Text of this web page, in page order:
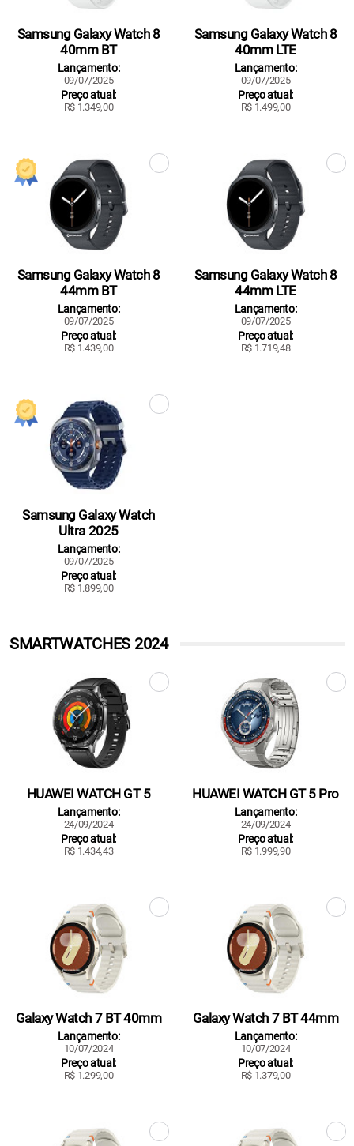
Samsung Galaxy Watch 8
40mm BT
Lançamento:
09/07/2025
Preço atual:
R$ 1.349,00
Samsung Galaxy Watch 8
40mm LTE
Lançamento:
09/07/2025
Preço atual:
R$ 1.499,00
Samsung Galaxy Watch 8
44mm BT
Lançamento:
09/07/2025
Preço atual:
R$ 1.439,00
Samsung Galaxy Watch 8
44mm LTE
Lançamento:
09/07/2025
Preço atual:
R$ 1.719,48
Samsung Galaxy Watch
Ultra 2025
Lançamento:
09/07/2025
Preço atual:
R$ 1.899,00
SMARTWATCHES 2024
HUAWEI WATCH GT 5
Lançamento:
24/09/2024
Preço atual:
R$ 1.434,43
HUAWEI WATCH GT 5 Pro
Lançamento:
24/09/2024
Preço atual:
R$ 1.999,90
Galaxy Watch 7 BT 40mm
Lançamento:
10/07/2024
Preço atual:
R$ 1.299,00
Galaxy Watch 7 BT 44mm
Lançamento:
10/07/2024
Preço atual:
R$ 1.379,00